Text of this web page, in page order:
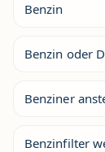
Benzin
Benzin oder
Benziner
Benzinfilter